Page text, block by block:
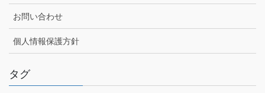
お問い合わせ
個人情報保護方針
タグ